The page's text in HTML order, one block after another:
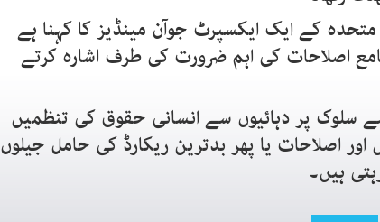
متحدہ کے ایک ایکسپرٹ جوآن مینڈیز کا کہنا ہے
اصلاحات کی اہم ضرورت کی طرف اشارہ کرتے
سلوک پر دہائیوں سے انسانی حقوق کی تنظمیں
اصلاحات یا پھر بدترین ریکارڈ کی حامل جیلوں
ہیں۔